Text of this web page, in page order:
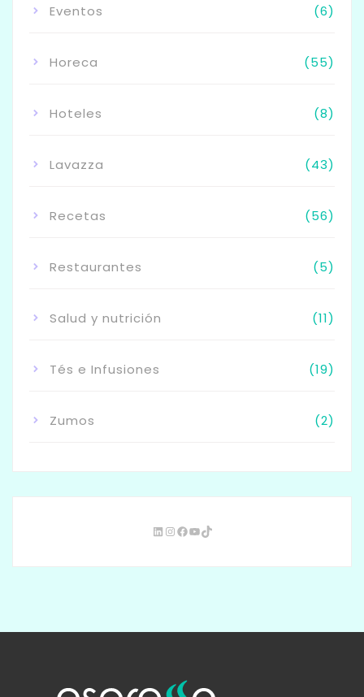
Eventos (6)
Horeca (55)
Hoteles (8)
Lavazza (43)
Recetas (56)
Restaurantes (5)
Salud y nutrición (11)
Tés e Infusiones (19)
Zumos (2)